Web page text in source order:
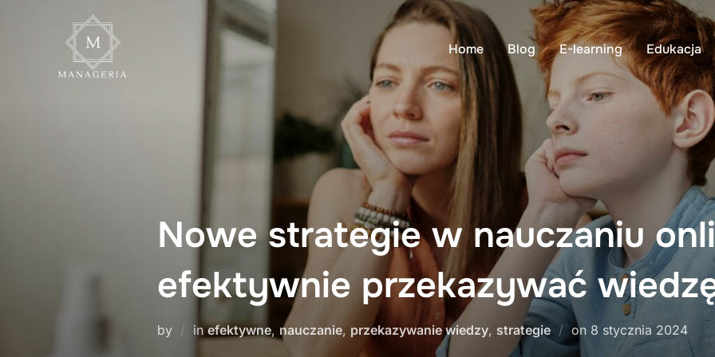
Home Blog E-learning Edukacja
Nowe strategie w nauczaniu
efektywnie przekazywać
by inefektywne, nauczanie, przekazywanie wiedzy, strategie on Posted
8 stycznia 2024